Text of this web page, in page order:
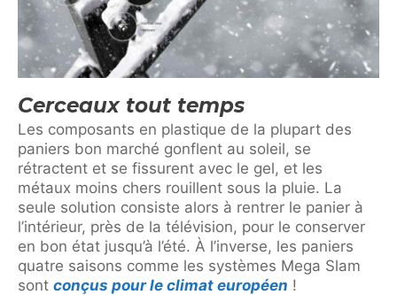
Cerceaux tout temps
Les composants en plastique de la plupart des
paniers bon marché gonflent au soleil, se
rétractent et se fissurent avec le gel, et les
métaux moins chers rouillent sous la pluie. La
seule solution consiste alors à rentrer le panier à
l’intérieur, près de la télévision, pour le conserver
en bon état jusqu’à l’été. À l’inverse, les paniers
quatre saisons comme les systèmes Mega Slam
sont conçus pour le climat européen !